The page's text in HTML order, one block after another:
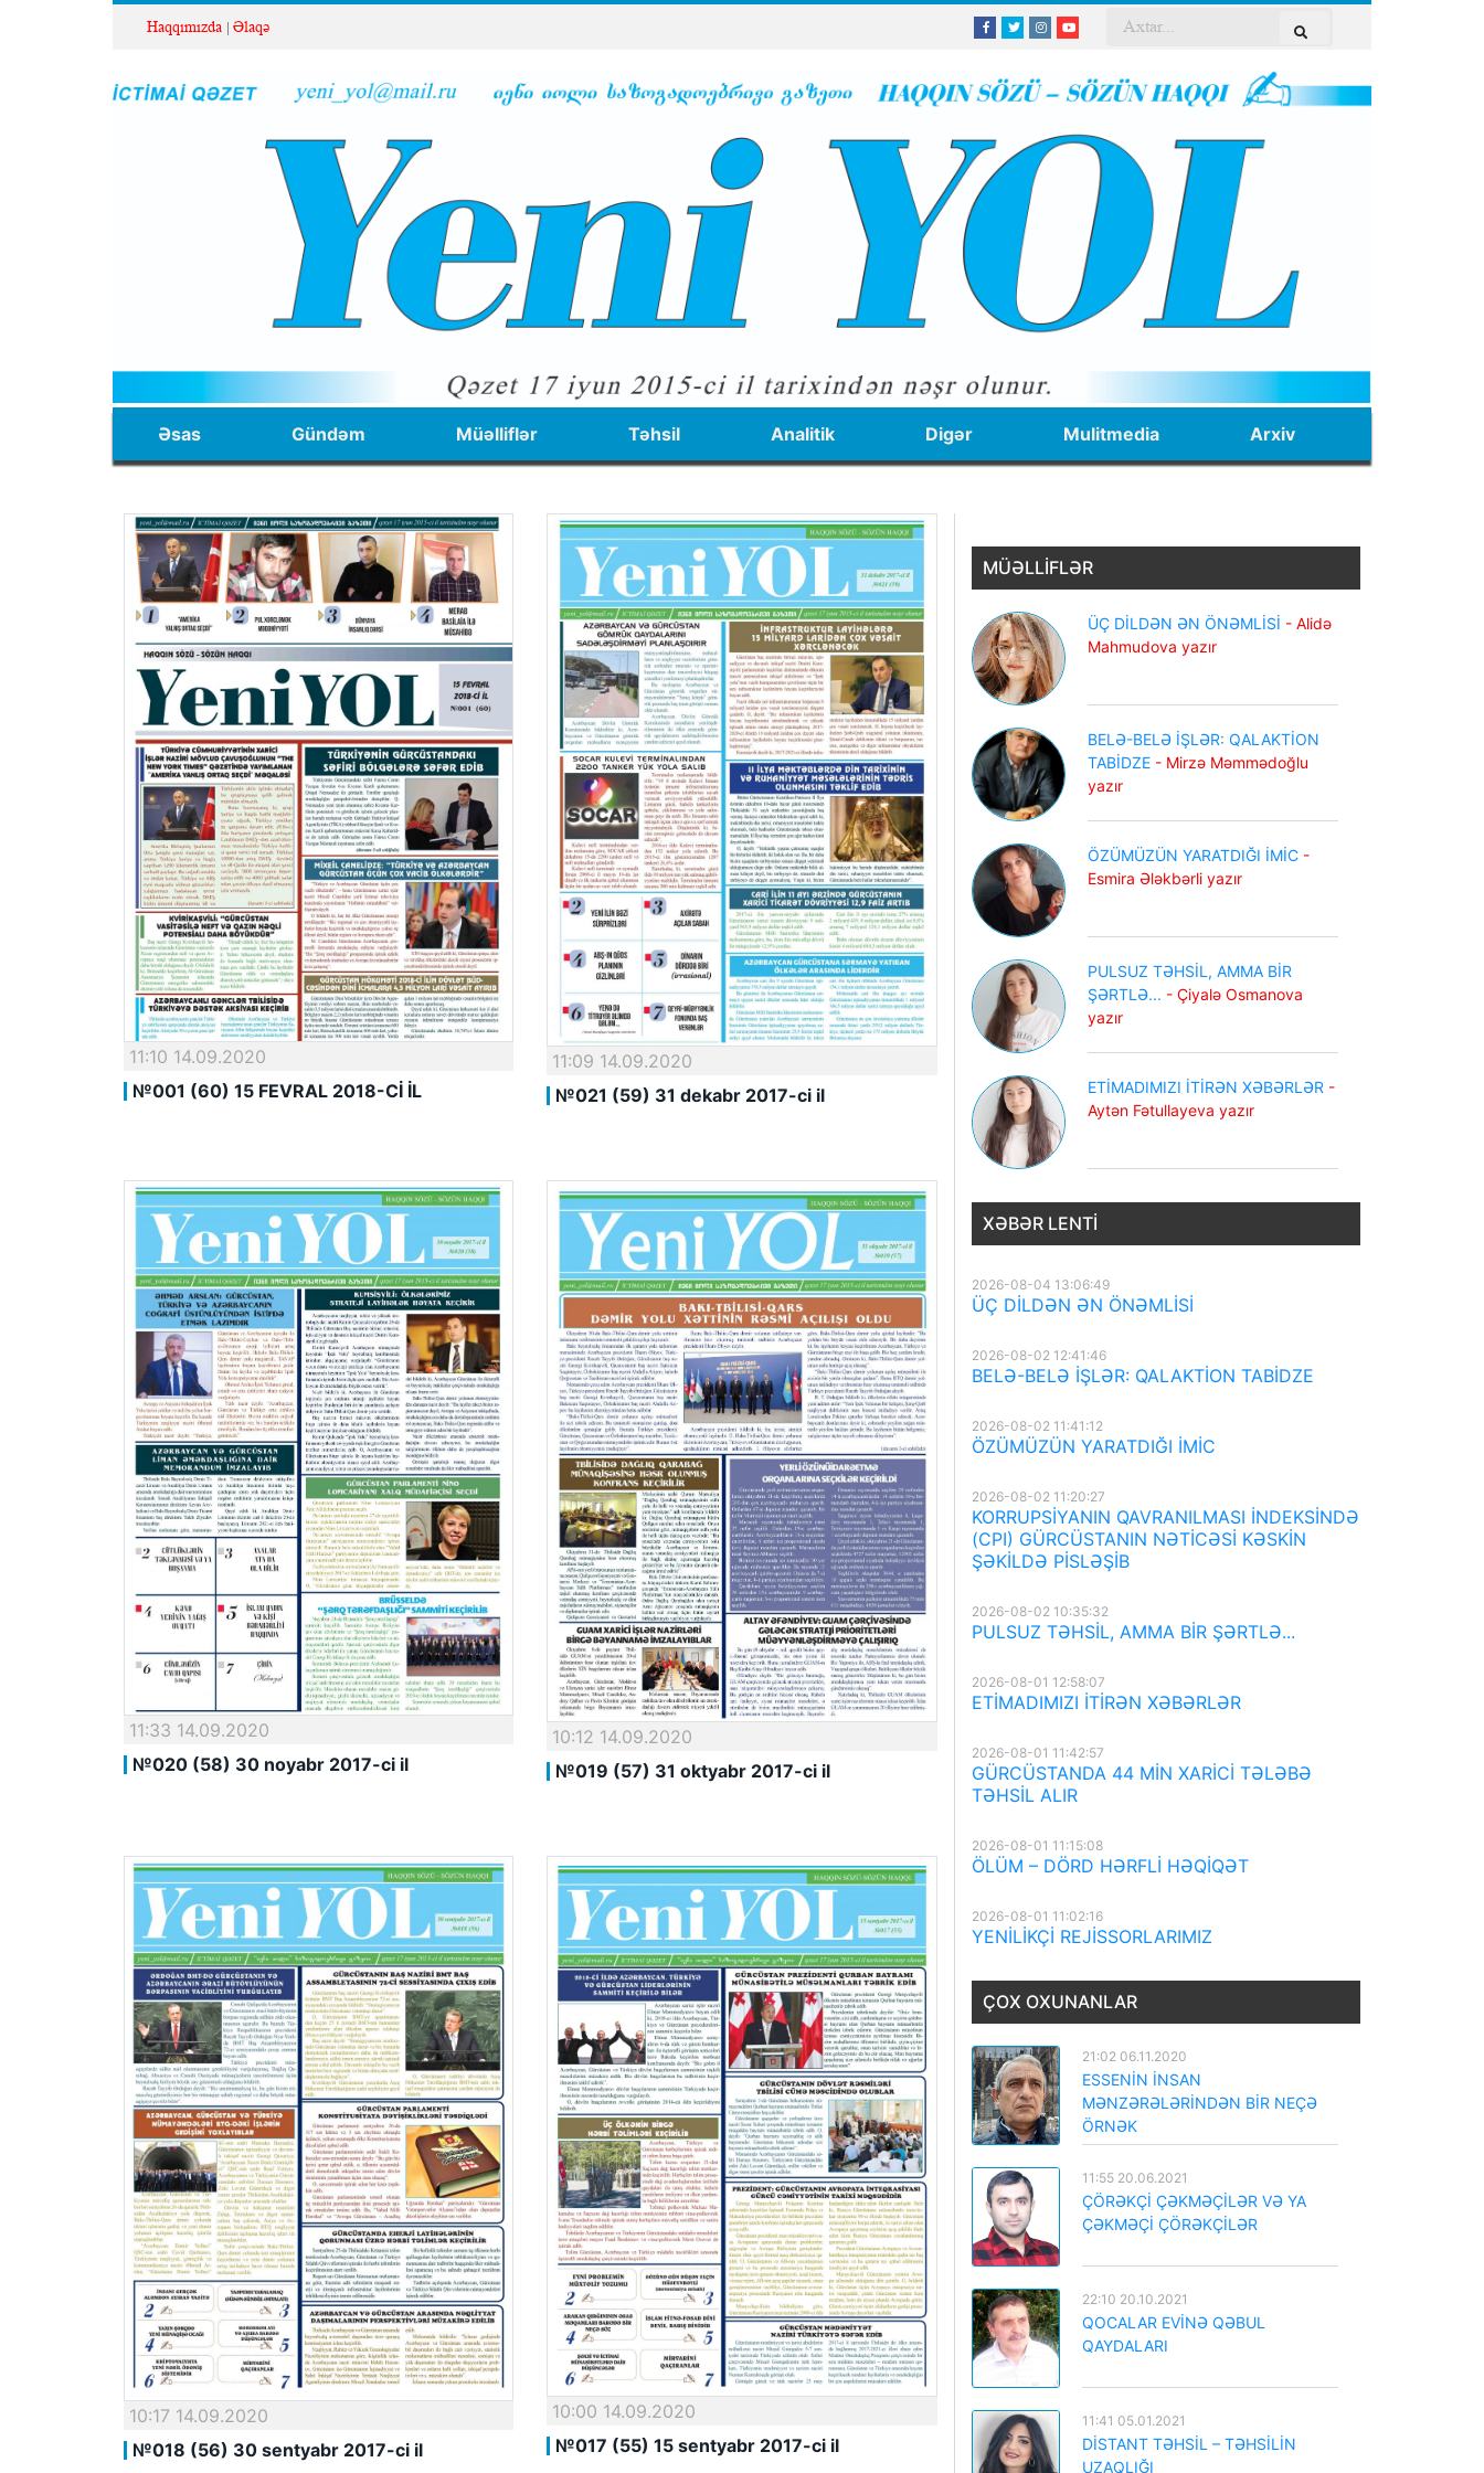
Haqqımızda Əlaqə
Əsas Gündəm Müəlliflər Təhsil Analitik Digər Mulitmedia Arxiv
11:10 14.09.2020
№001 (60) 15 FEVRAL 2018-Cİ İL
11:09 14.09.2020
№021 (59) 31 dekabr 2017-ci il
11:33 14.09.2020
№020 (58) 30 noyabr 2017-ci il
10:12 14.09.2020
№019 (57) 31 oktyabr 2017-ci il
10:17 14.09.2020
№018 (56) 30 sentyabr 2017-ci il
10:00 14.09.2020
№017 (55) 15 sentyabr 2017-ci il
MÜƏLLİFLƏR
ÜÇ DİLDƏN ƏN ÖNƏMLİSİ - Alidə
Mahmudova yazır
BELƏ-BELƏ İŞLƏR: QALAKTİON
TABİDZE - Mirzə Məmmədoğlu
yazır
ÖZÜMÜZÜN YARATDIĞI İMİC -
Esmira Ələkbərli yazır
PULSUZ TƏHSİL, AMMA BİR
ŞƏRTLƏ... - Çiyalə Osmanova
yazır
ETİMADIMIZI İTİRƏN XƏBƏRLƏR -
Aytən Fətullayeva yazır
XƏBƏR LENTI
2026-08-04 13:06:49
ÜÇ DİLDƏN ƏN ÖNƏMLİSİ
2026-08-02 12:41:46
BELƏ-BELƏ İŞLƏR: QALAKTİON TABİDZE
2026-08-02 11:41:12
ÖZÜMÜZÜN YARATDIĞI İMİC
2026-08-02 11:20:27
KORRUPSİYANIN QAVRANILMASI İNDEKSİNDƏ
(CPI) GÜRCÜSTANIN NƏTİCƏSİ KƏSKİN
ŞƏKİLDƏ PİSLƏŞİB
2026-08-02 10:35:32
PULSUZ TƏHSİL, AMMA BİR ŞƏRTLƏ...
2026-08-01 12:58:07
ETİMADIMIZI İTİRƏN XƏBƏRLƏR
2026-08-01 11:42:57
GÜRCÜSTANDA 44 MİN XARİCİ TƏLƏBƏ
TƏHSİL ALIR
2026-08-01 11:15:08
ÖLÜM – DÖRD HƏRFLİ HƏQİQƏT
2026-08-01 11:02:16
YENİLİKÇİ REJİSSORLARIMIZ
ÇOX OXUNANLAR
21:02 06.11.2020
ESSENİN İNSAN
MƏNZƏRƏLƏRİNDƏN BİR NEÇƏ
ÖRNƏK
11:55 20.06.2021
ÇÖRƏKÇİ ÇƏKMƏÇİLƏR VƏ YA
ÇƏKMƏÇİ ÇÖRƏKÇİLƏR
22:10 20.10.2021
QOCALAR EVİNƏ QƏBUL
QAYDALARI
11:41 05.01.2021
DİSTANT TƏHSİL – TƏHSİLİN
UZAQLIĞI